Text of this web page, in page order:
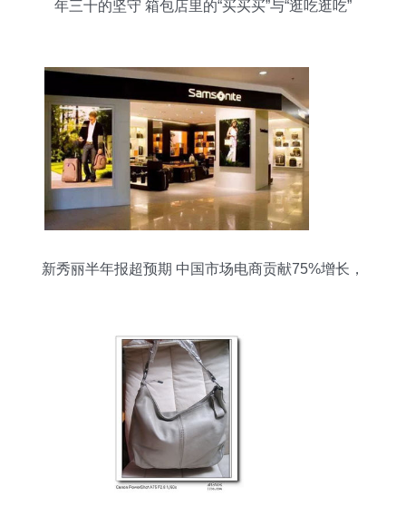
年三十的坚守 箱包店里的“买买买”与“逛吃逛吃”
新秀丽半年报超预期 中国市场电商贡献75%增长，